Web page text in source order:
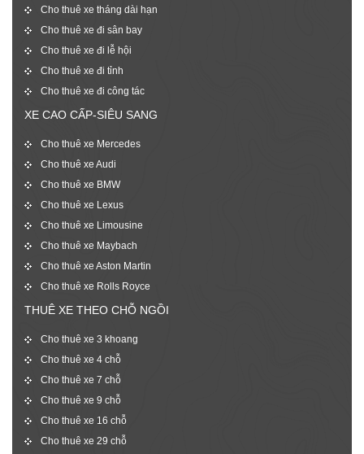
Cho thuê xe tháng dài hạn
Cho thuê xe đi sân bay
Cho thuê xe đi lễ hội
Cho thuê xe đi tỉnh
Cho thuê xe đi công tác
XE CAO CẤP-SIÊU SANG
Cho thuê xe Mercedes
Cho thuê xe Audi
Cho thuê xe BMW
Cho thuê xe Lexus
Cho thuê xe Limousine
Cho thuê xe Maybach
Cho thuê xe Aston Martin
Cho thuê xe Rolls Royce
THUÊ XE THEO CHỖ NGỒI
Cho thuê xe 3 khoang
Cho thuê xe 4 chỗ
Cho thuê xe 7 chỗ
Cho thuê xe 9 chỗ
Cho thuê xe 16 chỗ
Cho thuê xe 29 chỗ